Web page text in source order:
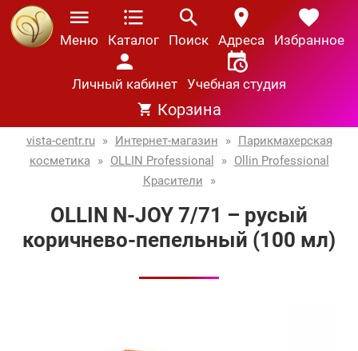
Меню Каталог Поиск Адреса Избранное
Личный кабинет Учебная студия
Корзина
vista-centr.ru » Интернет-магазин » Парикмахерская
косметика » OLLIN Professional » Ollin Professional
Красители
»
OLLIN N-JOY 7/71 – русый
коричнево-пепельный (100 мл)